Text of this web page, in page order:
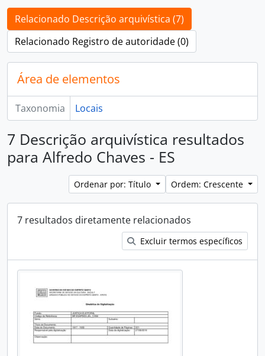
Relacionado Descrição arquivística (7)
Relacionado Registro de autoridade (0)
Área de elementos
Taxonomia Locais
7 Descrição arquivística resultados
para Alfredo Chaves - ES
Ordenar por: Título Ordem: Crescente
7 resultados diretamente relacionados
Excluir termos específicos